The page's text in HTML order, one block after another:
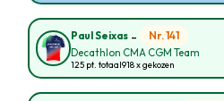
Paul Seixas - Nr. 141
Decathlon CMA CGM Team
125 pt. totaal918 x gekozen